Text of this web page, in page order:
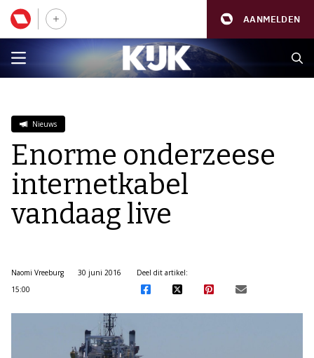
AANMELDEN
Nieuws
Enorme onderzeese
internetkabel
vandaag live
Naomi Vreeburg
30 juni 2016
15:00
Deel dit artikel: